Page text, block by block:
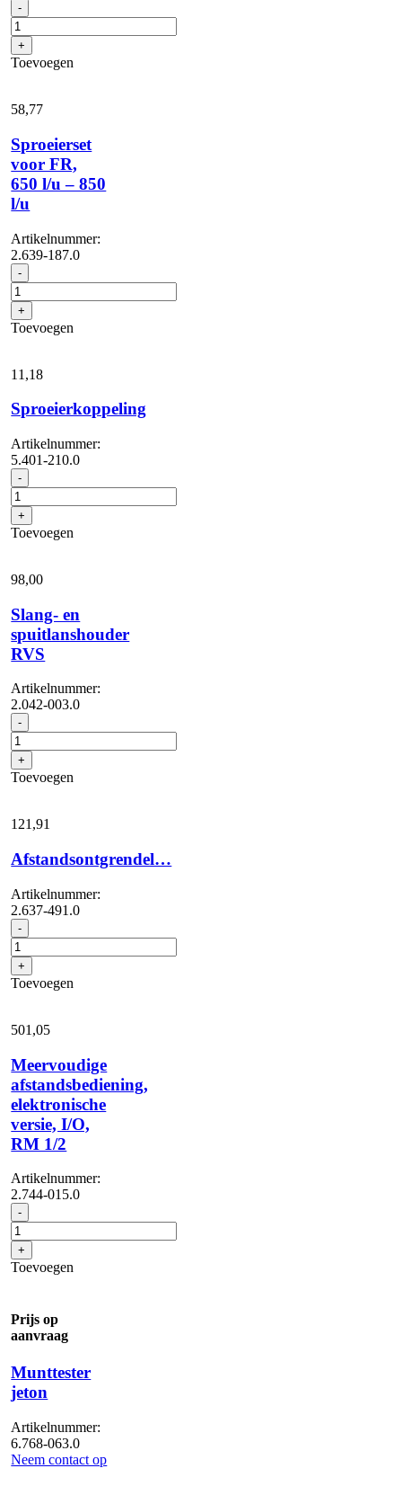
- Hogedrukslang
gebogen,
1.5
m,
DN
400
bar,
x
M22
x
1,5
/
1
x
AVS
slanghaspel
+
Toevoegen
58,77
Sproeierset
voor FR,
650 l/u – 850
l/u
Artikelnummer:
2.639-187.0
- Sproeierset
voor
FR,
650
l/u
850
l/u
aantal
+
Toevoegen
11,18
Sproeierkoppeling
Artikelnummer:
5.401-210.0
- Sproeierkoppeling
aantal
+
Toevoegen
98,00
Slang- en
spuitlanshouder
RVS
Artikelnummer:
2.042-003.0
- Slang-
en
spuitlanshouder
RVS
aantal
+
Toevoegen
121,91
Afstandsontgrendel…
Artikelnummer:
2.637-491.0
- Afstandsontgrendel...
aantal
+
Toevoegen
501,05
Meervoudige
afstandsbediening,
elektronische
versie, I/O,
RM 1/2
Artikelnummer:
2.744-015.0
- Meervoudige
afstandsbediening,
elektronische
versie,
I/O,
aantal
+
Toevoegen
Prijs op
aanvraag
Munttester
jeton
Artikelnummer:
6.768-063.0
Neem contact op